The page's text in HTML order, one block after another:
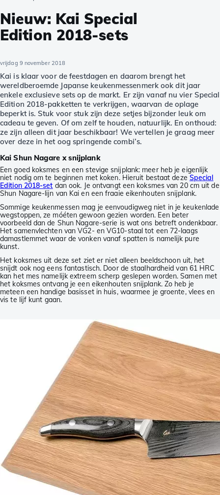
Nieuw: Kai Special
Edition 2018-sets
vrijdag 9 november 2018
Kai is klaar voor de feestdagen en daarom brengt het
wereldberoemde Japanse keukenmessenmerk ook dit jaar
enkele exclusieve sets op de markt. Er zijn vanaf nu vier Special
Edition 2018-pakketten te verkrijgen, waarvan de oplage
beperkt is. Stuk voor stuk zijn deze setjes bijzonder leuk om
cadeau te geven. Of om zelf te houden, natuurlijk. En onthoud:
ze zijn alleen dit jaar beschikbaar! We vertellen je graag meer
over deze in het oog springende combi’s.
Kai Shun Nagare x snijplank
Een goed koksmes en een stevige snijplank: meer heb je eigenlijk
niet nodig om te beginnen met koken. Hieruit bestaat deze Special
Edition 2018-set dan ook. Je ontvangt een koksmes van 20 cm uit de
Shun Nagare-lijn van Kai en een fraaie eikenhouten snijplank.
Sommige keukenmessen mag je eenvoudigweg niet in je keukenlade
wegstoppen, ze móéten gewoon gezien worden. Een beter
voorbeeld dan de Shun Nagare-serie is wat ons betreft ondenkbaar.
Het samenvlechten van VG2- en VG10-staal tot een 72-laags
damastlemmet waar de vonken vanaf spatten is namelijk pure
kunst.
Het koksmes uit deze set ziet er niet alleen beeldschoon uit, het
snijdt ook nog eens fantastisch. Door de staalhardheid van 61 HRC
kan het mes namelijk extreem scherp geslepen worden. Samen met
het koksmes ontvang je een eikenhouten snijplank. Zo heb je
meteen een handige basisset in huis, waarmee je groente, vlees en
vis te lijf kunt gaan.